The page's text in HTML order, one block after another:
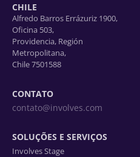
CHILE
Alfredo Barros Errázuriz 1900,
Oficina 503,
Providencia, Región
Metropolitana,
Chile 7501588
CONTATO
contato@involves.com
SOLUÇÕES E SERVIÇOS
Involves Stage